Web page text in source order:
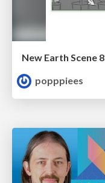
New Earth Scene 8
popppiees